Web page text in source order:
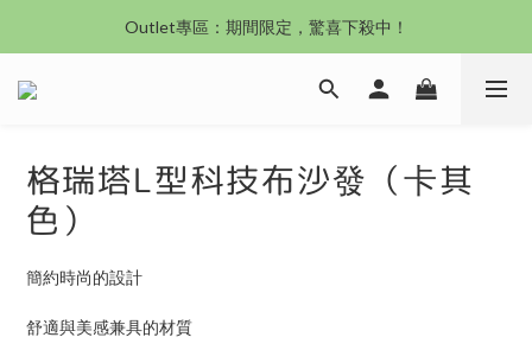
沙發新登場｜想躺就躺，頭等艙到商務艙一次擁有
Outlet專區：期間限定，驚喜下殺中！
沙發新登場｜想躺就躺，頭等艙到商務艙一次擁有
格瑞塔L型科技布沙發（卡其
色）
簡約時尚的設計
舒適與美感兼具的材質